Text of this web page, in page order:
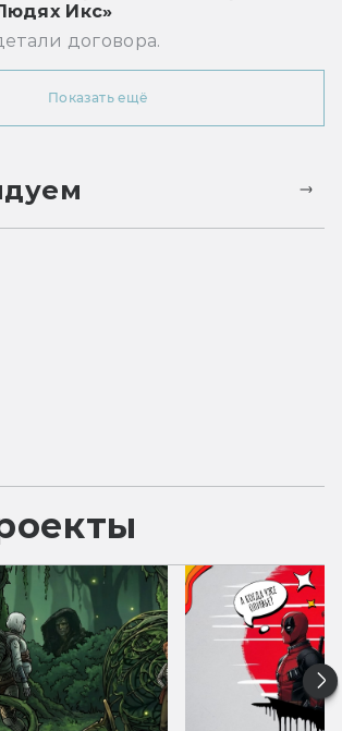
Икс»
договора.
Показать ещё